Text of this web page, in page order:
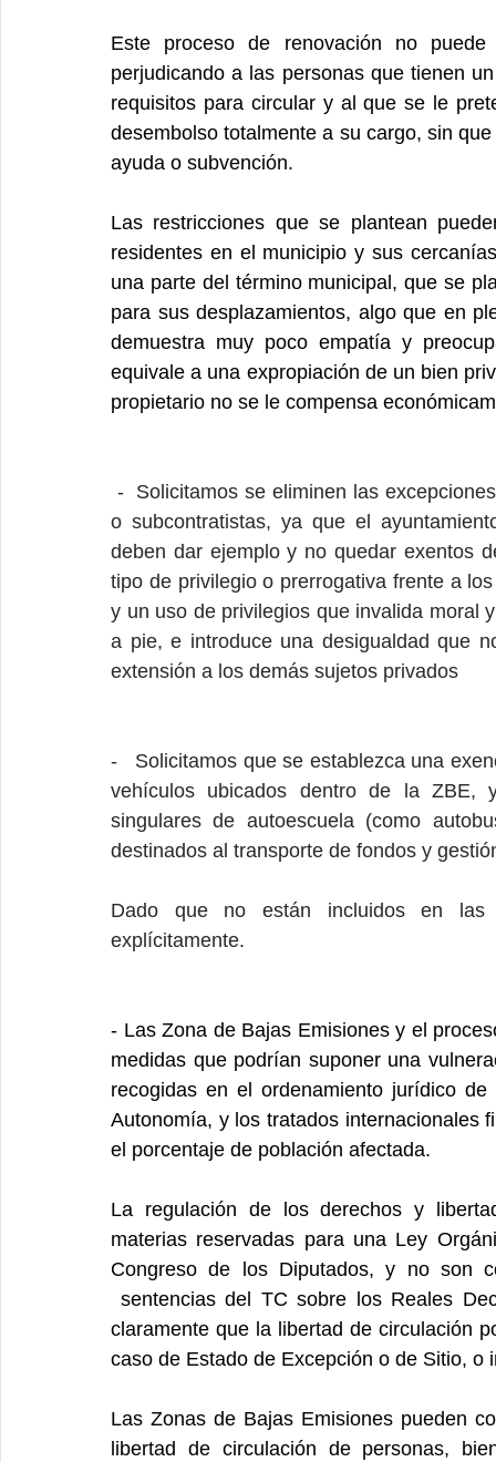
Este proceso de renovación no puede
perjudicando a las personas que tienen
requisitos para circular y al que se le
desembolso totalmente a su cargo, sin
ayuda o subvención.
Las restricciones que se plantean
residentes en el municipio y sus
una parte del término municipal, que se
para sus desplazamientos, algo que en
demuestra muy poco empatía y
equivale a una expropiación de un bien
propietario no se le compensa
o subcontratistas, ya que el
deben dar ejemplo y no quedar exentos
tipo de privilegio o prerrogativa frente a
y un uso de privilegios que invalida moral
a pie, e introduce una desigualdad que
extensión a los demás sujetos privados
-   Solicitamos que se establezca una
vehículos ubicados dentro de la ZBE,
singulares de autoescuela (como
destinados al transporte de fondos y
Dado que no están incluidos en las
explícitamente.
- Las Zona de Bajas Emisiones y el
medidas que podrían suponer una
recogidas en el ordenamiento jurídico
Autonomía, y los tratados internacionales
el porcentaje de población afectada.
La regulación de los derechos y
materias reservadas para una Ley
Congreso de los Diputados, y no son
sentencias del TC sobre los Reales
claramente que la libertad de circulación
caso de Estado de Excepción o de Sitio, o
Las Zonas de Bajas Emisiones pueden
libertad de circulación de personas,